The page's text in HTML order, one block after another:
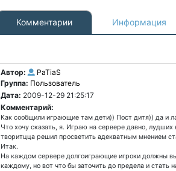
Комментарии Информация
Автор:
PaTiaS
Группа: Пользователь
Дата: 2009-12-29 21:25:17
Комментарий:
Как сообщили играющие там дети)) Пост дитя)) да и
Что хочу сказать, я. Играю на сервере давно, лудших
творитцца решил просветить адекватным мнением
Итак.
На каждом сервере долгоиграющие игроки должны
каждому, но вот что бы заточить до предела и стать